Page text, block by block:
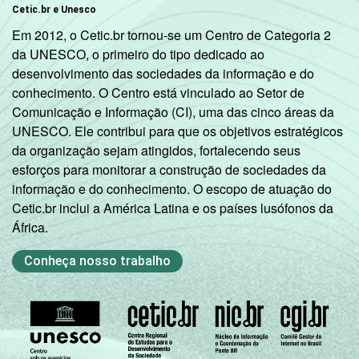
Nordeste 34
Sul
DEPENDÊNCIA
ADMINISTRATIVA
Pública
Municipal
30
Estadual
Total -
Públicas
31
Particular 34
Cetic.br e Unesco
Em 2012, o Cetic.br tornou-se um Centro de Categoria 2
da UNESCO, o primeiro do tipo dedicado ao
desenvolvimento das sociedades da informação e do
conhecimento. O Centro está vinculado ao Setor de
Comunicação e Informação (CI), uma das cinco áreas da
UNESCO. Ele contribui para que os objetivos estratégicos
da organização sejam atingidos, fortalecendo seus
esforços para monitorar a construção de sociedades da
informação e do conhecimento. O escopo de atuação do
Cetic.br inclui a América Latina e os países lusófonos da
África.
Conheça nosso trabalho